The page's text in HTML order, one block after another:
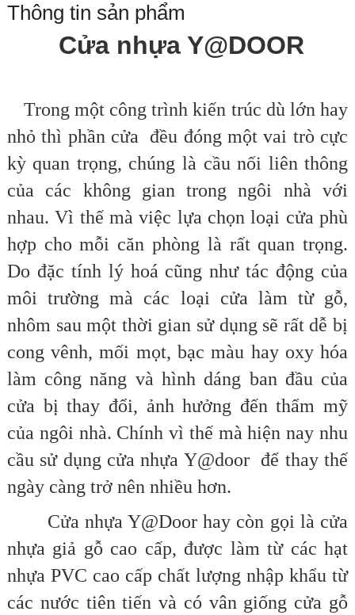
Thông tin sản phẩm
Cửa nhựa Y@DOOR
Trong một công trình kiến trúc dù lớn hay
nhỏ thì phần cửa đều đóng một vai trò cực
kỳ quan trọng, chúng là cầu nối liên thông
của các không gian trong ngôi nhà với
nhau. Vì thế mà việc lựa chọn loại cửa phù
hợp cho mỗi căn phòng là rất quan trọng.
Do đặc tính lý hoá cũng như tác động của
môi trường mà các loại cửa làm từ gỗ,
nhôm sau một thời gian sử dụng sẽ rất dễ bị
cong vênh, mối mọt, bạc màu hay oxy hóa
làm công năng và hình dáng ban đầu của
cửa bị thay đổi, ảnh hưởng đến thẩm mỹ
của ngôi nhà. Chính vì thế mà hiện nay nhu
cầu sử dụng cửa nhựa Y@door để thay thế
ngày càng trở nên nhiều hơn.
Cửa nhựa Y@Door hay còn gọi là cửa
nhựa giả gỗ cao cấp, được làm từ các hạt
nhựa PVC cao cấp chất lượng nhập khẩu từ
các nước tiên tiến và có vân giống cửa gỗ